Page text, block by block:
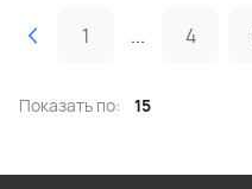
1 ... 4
Показать по: 15